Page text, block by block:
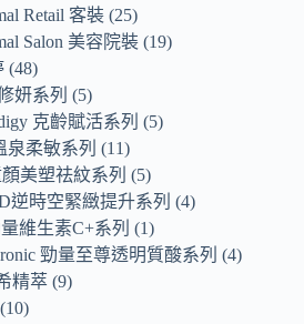
Retail 客裝 25
Salon 美容院裝 19
48
妍系列
5
克齡賦活系列
5
泉柔敏系列
11
美塑祛紋系列
5
逆時空緊緻提升系列
4
維生素C+系列
1
勁量至尊透明質酸系列
4
精萃 9
10